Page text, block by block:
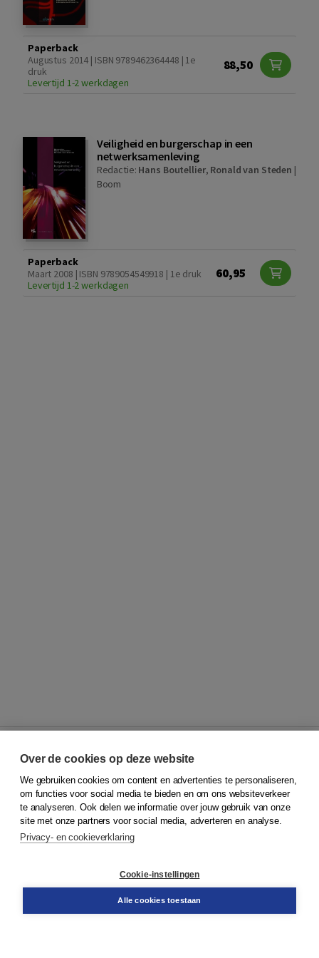
Paperback
Augustus 2014 | ISBN 9789462364448 | 1e
druk
Levertijd 1-2 werkdagen
88,50
Veiligheid en burgerschap in een
netwerksamenleving
Redactie: Hans Boutellier, Ronald van Steden |
Boom
Paperback
Maart 2008 | ISBN 9789054549918 | 1e druk
Levertijd 1-2 werkdagen
60,95
© 2026Koninklijke Boom uitgevers
Klantenservice
Service & informatie
Contact
Over de cookies op deze website
We gebruiken cookies om content en advertenties te personaliseren,
om functies voor social media te bieden en om ons websiteverkeer
te analyseren. Ook delen we informatie over jouw gebruik van onze
site met onze partners voor social media, adverteren en analyse.
Privacy- en cookieverklaring
Cookie-instellingen
Alle cookies toestaan